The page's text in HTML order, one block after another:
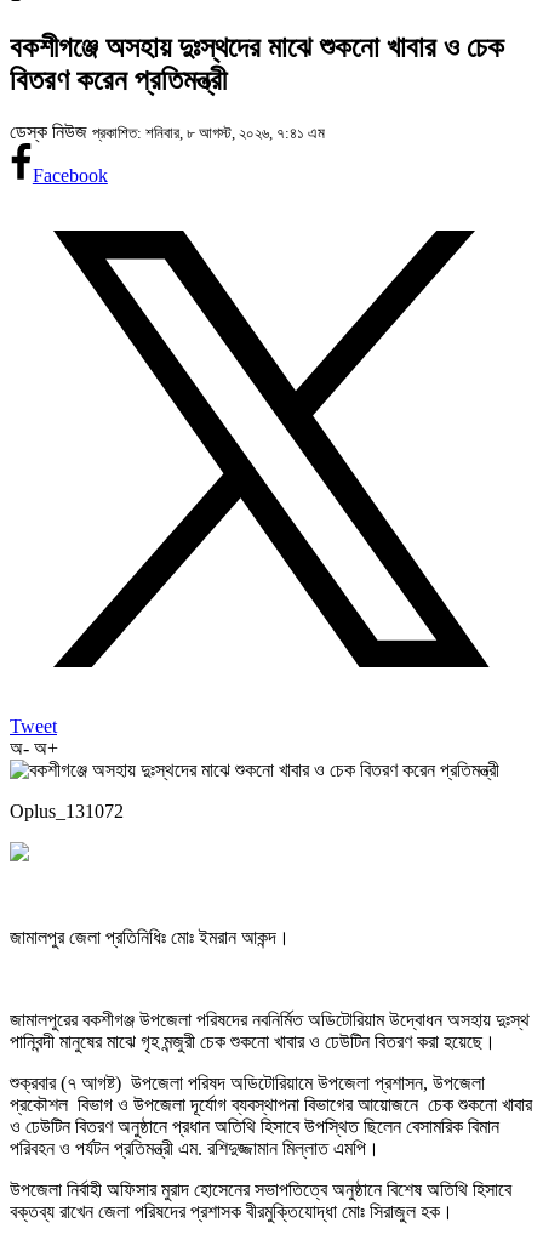
বকশীগঞ্জে অসহায় দুঃস্থদের মাঝে শুকনো খাবার ও চেক
বিতরণ করেন প্রতিমন্ত্রী
ডেস্ক নিউজ প্রকাশিত: শনিবার, ৮ আগস্ট, ২০২৬, ৭:৪১ এম
Facebook
Tweet
অ- অ+
Oplus_131072
জামালপুর জেলা প্রতিনিধিঃ মোঃ ইমরান আকন্দ।
জামালপুরের বকশীগঞ্জ উপজেলা পরিষদের নবনির্মিত অডিটোরিয়াম উদ্বোধন অসহায় দুঃস্থ
পানিবন্দী মানুষের মাঝে গৃহ মন্জুরী চেক শুকনো খাবার ও ঢেউটিন বিতরণ করা হয়েছে।
শুক্রবার (৭ আগষ্ট) উপজেলা পরিষদ অডিটোরিয়ামে উপজেলা প্রশাসন, উপজেলা
প্রকৌশল বিভাগ ও উপজেলা দূর্যোগ ব্যবস্থাপনা বিভাগের আয়োজনে চেক শুকনো খাবার
ও ঢেউটিন বিতরণ অনুষ্ঠানে প্রধান অতিথি হিসাবে উপস্থিত ছিলেন বেসামরিক বিমান
পরিবহন ও পর্যটন প্রতিমন্ত্রী এম. রশিদুজ্জামান মিল্লাত এমপি।
উপজেলা নির্বাহী অফিসার মুরাদ হোসেনের সভাপতিত্বে অনুষ্ঠানে বিশেষ অতিথি হিসাবে
বক্তব্য রাখেন জেলা পরিষদের প্রশাসক বীরমুক্তিযোদ্ধা মোঃ সিরাজুল হক।